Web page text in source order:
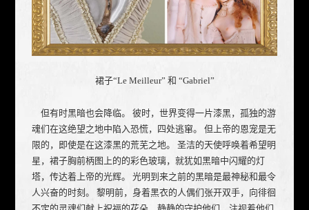
裙子“Le Meilleur” 和 “Gabriel”
但有时黑暗也会降临。 彼时，世界变得一片漆黑，孤独的游
魂们在这绝望之地中陷入恐慌，四处逃窜。 但上帝的恩宠是无
限的，即使是在这漆黑的荒芜之地。 圣洁的天使呼唤着希望明
星，裙子胸前柄图上的的彩色玻璃，就犹如黑暗中闪耀的灯
塔，传达着上帝的光辉。 光明到来之前的黑暗是最神秘和最令
人兴奋的时刻。 黎明前，身着黑衣的人偶们张开双手，向徘徊